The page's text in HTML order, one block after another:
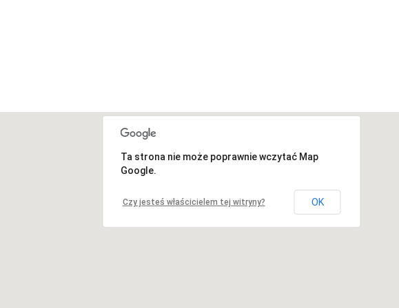
Ta strona nie może poprawnie wczytać Map
Google.
Czy jesteś właścicielem tej witryny? OK
Niestety, adres nie został znaleziony.